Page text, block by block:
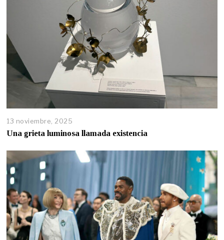
13 noviembre, 2025
Una grieta luminosa llamada existencia